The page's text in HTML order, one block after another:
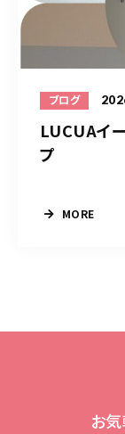
ブログ
LUCUAイ
プ
MORE
お